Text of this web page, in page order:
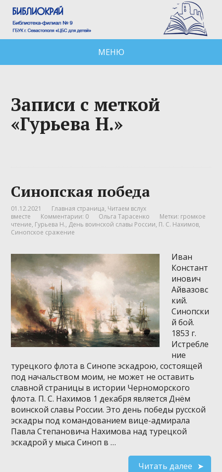
МЕНЮ
Записи с меткой
«Гурьева Н.»
Синопская победа
01.12.2021 Главная страница, Читаем вслух
вместе
Комментарии: 0 Ольга Тарасенко Метки: громкое
чтение, Гурьева Н., День воинской славы России, П. С. Нахимов,
Синопское сражение
Иван
Констант
инович
Айвазовс
кий.
Синопски
й бой.
1853 г.
Истребле
ние
турецкого флота в Синопе эскадрою, состоящей
под начальством моим, не может не оставить
славной страницы в истории Черноморского
флота. П. С. Нахимов 1 декабря является Днём
воинской славы России. Это день победы русской
эскадры под командованием вице-адмирала
Павла Степановича Нахимова над турецкой
эскадрой у мыса Синоп в …
Читать далее